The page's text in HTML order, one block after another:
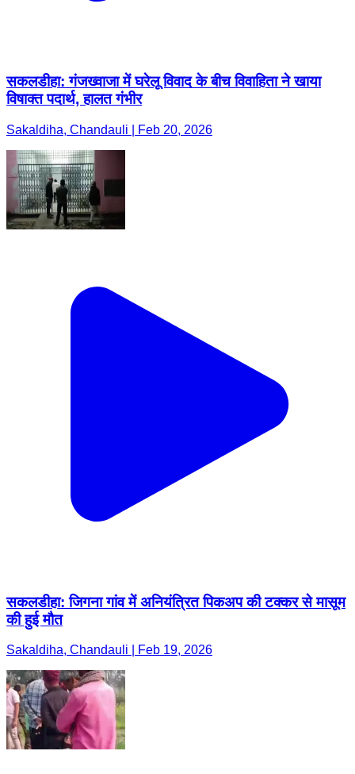
सकलडीहा: गंजख्वाजा में घरेलू विवाद के बीच विवाहिता ने खाया
विषाक्त पदार्थ, हालत गंभीर
Sakaldiha, Chandauli | Feb 20, 2026
सकलडीहा: जिगना गांव में अनियंत्रित पिकअप की टक्कर से मासूम
की हुई मौत
Sakaldiha, Chandauli | Feb 19, 2026